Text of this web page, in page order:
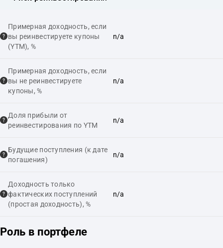
Примерная доходность, если
вы реинвестируете купоны
(YTM), %
n/a
Примерная доходность, если
вы не реинвестируете
купоны, %
n/a
Доля прибыли от
реинвестирования по YTM
n/a
Будущие поступления (к дате
погашения)
n/a
Доходность только
фактических поступлений
(простая доходность), %
n/a
Роль в портфеле